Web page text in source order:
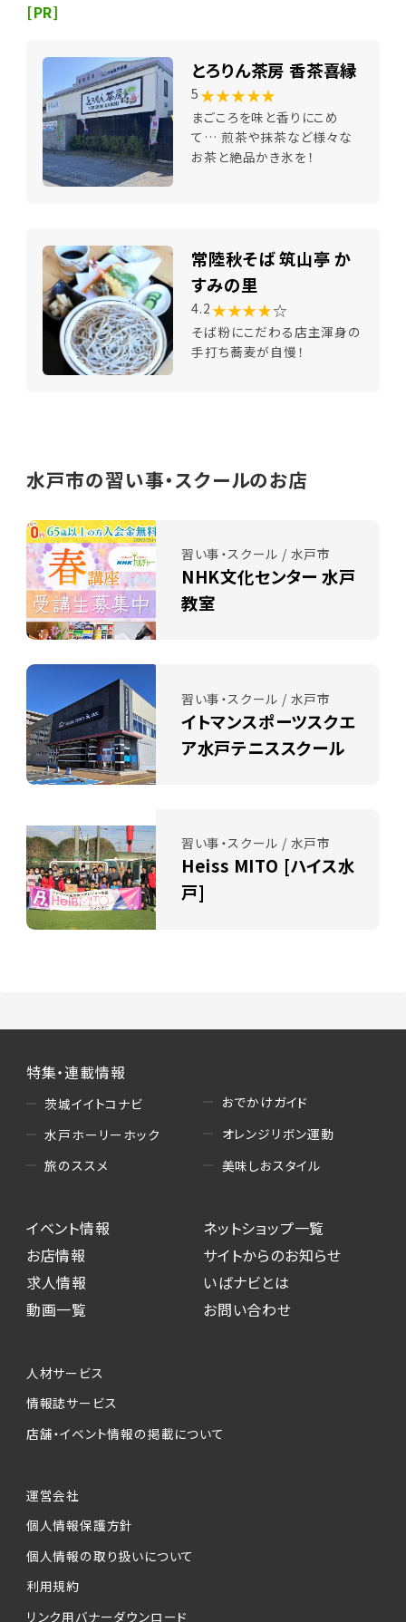
[PR]
とろりん茶房 香茶喜縁
5 ★★★★★
まごころを味と香りにこめ
て… 煎茶や抹茶など様々な
お茶と絶品かき氷を！
常陸秋そば 筑山亭 か
すみの里
4.2 ★★★★☆
そば粉にこだわる店主渾身の
手打ち蕎麦が自慢！
水戸市の習い事・スクールのお店
習い事・スクール / 水戸市
NHK文化センター 水戸
教室
習い事・スクール / 水戸市
イトマンスポーツスクエ
ア水戸テニススクール
習い事・スクール / 水戸市
Heiss MITO [ハイス水
戸]
特集・連載情報
茨城イイトコナビ
水戸ホーリーホック
旅のススメ
おでかけガイド
オレンジリボン運動
美味しおスタイル
イベント情報
お店情報
求人情報
動画一覧
ネットショップ一覧
サイトからのお知らせ
いばナビとは
お問い合わせ
人材サービス
情報誌サービス
店舗・イベント情報の掲載について
運営会社
個人情報保護方針
個人情報の取り扱いについて
利用規約
リンク用バナーダウンロード